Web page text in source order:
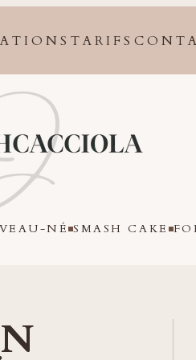
TARIFS
NÉ SMASH CAKE